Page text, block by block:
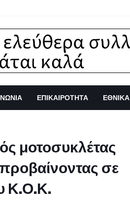
ΕΠΙΚΑΙΡΟΤΗΤΑ ΕΘΝΙΚΑ
μοτοσυκλέτας
σε
Κ.Ο.Κ.